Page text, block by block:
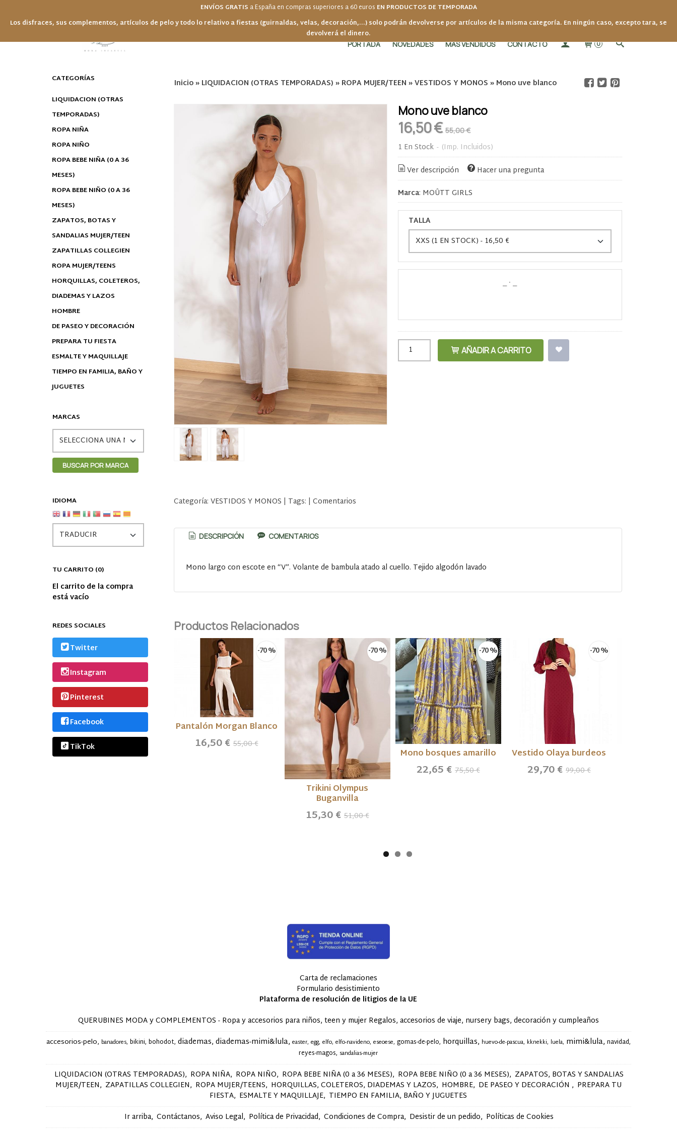
ENVÍOS GRATIS a España en compras superiores a 60 euros EN PRODUCTOS DE TEMPORADA
Los disfraces, sus complementos, artículos de pelo y todo lo relativo a fiestas (guirnaldas, velas, decoración,...) solo podrán devolverse por artículos de la misma categoría. En ningún caso, excepto tara, se
devolverá el dinero.
PORTADA NOVEDADES MÁS VENDIDOS CONTACTO 0
CATEGORÍAS
LIQUIDACION (OTRAS
TEMPORADAS)
ROPA NIÑA
ROPA NIÑO
ROPA BEBE NIÑA (0 A 36
MESES)
ROPA BEBE NIÑO (0 A 36
MESES)
ZAPATOS, BOTAS Y
SANDALIAS MUJER/TEEN
ZAPATILLAS COLLEGIEN
ROPA MUJER/TEENS
HORQUILLAS, COLETEROS,
DIADEMAS Y LAZOS
HOMBRE
DE PASEO Y DECORACIÓN
PREPARA TU FIESTA
ESMALTE Y MAQUILLAJE
TIEMPO EN FAMILIA, BAÑO Y
JUGUETES
MARCAS
IDIOMA
TU CARRITO (0)
El carrito de la compra
está vacío
REDES SOCIALES
Twitter
Instagram
Pinterest
Facebook
TikTok
Inicio» LIQUIDACION (OTRAS TEMPORADAS) » ROPA MUJER/TEEN »VESTIDOS Y MONOS » Mono uve blanco
Mono uve blanco
16,50 € 55,00 €
1 En Stock - (Imp. Incluidos)
Ver descripción
Hacer una pregunta
Marca: MOÛTT GIRLS
TALLA
AÑADIR A CARRITO
Categoría: VESTIDOS Y MONOS | Tags: | Comentarios
DESCRIPCIÓN COMENTARIOS
Mono largo con escote en “V”. Volante de bambula atado al cuello. Tejido algodón lavado
Productos Relacionados
-70 %
Pantalón Morgan Blanco
16,50 € 55,00 €
-70 %
Trikini Olympus
Buganvilla
15,30 € 51,00 €
-70 %
Mono bosques amarillo
22,65 € 75,50 €
-70 %
Vestido Olaya burdeos
29,70 € 99,00 €
Carta de reclamaciones
Formulario desistimiento
Plataforma de resolución de litigios de la UE
QUERUBINES MODA y COMPLEMENTOS - Ropa y accesorios para niños, teen y mujer Regalos, accesorios de viaje, nursery bags, decoración y cumpleaños
accesorios-pelo banadores bikini bohodot diademas diademas-mimi&lula easter egg elfo elfo-navideno eseoese gomas-de-pelo horquillas huevo-de-pascua kknekki luela mimi&lula navidad
reyes-magos sandalias-mujer
LIQUIDACION (OTRAS TEMPORADAS) ROPA NIÑA ROPA NIÑO ROPA BEBE NIÑA (0 a 36 MESES) ROPA BEBE NIÑO (0 a 36 MESES) ZAPATOS, BOTAS Y SANDALIAS
MUJER/TEEN ZAPATILLAS COLLEGIEN ROPA MUJER/TEENS HORQUILLAS, COLETEROS, DIADEMAS Y LAZOS HOMBRE DE PASEO Y DECORACIÓN
PREPARA TU
FIESTA ESMALTE Y MAQUILLAJE TIEMPO EN FAMILIA, BAÑO Y JUGUETES
Ir arriba Contáctanos Aviso Legal Política de Privacidad Condiciones de Compra Desistir de un pedido Políticas de Cookies